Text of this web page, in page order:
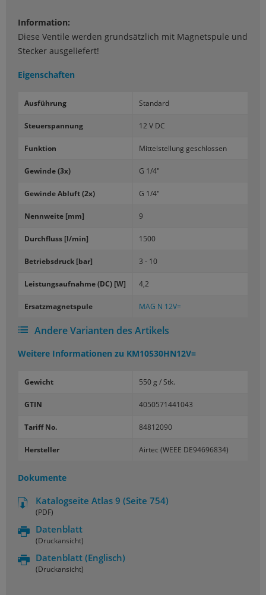
Information:
Diese Ventile werden grundsätzlich mit Magnetspule und
Stecker ausgeliefert!
Eigenschaften
Aus­füh­rung Stan­dard
Steu­er­span­nung 12 V DC
Funk­ti­on Mit­tel­stel­lung ge­schlos­sen
Ge­win­de (3x) G 1/4"
Ge­win­de Ab­luft (2x) G 1/4"
Nenn­wei­te [mm] 9
Durch­fluss [l/min] 1500
Be­triebs­druck [bar] 3 - 10
Leis­tungs­auf­nah­me (DC) [W] 4,2
Er­satz­ma­gnet­spu­le MAG N 12V=
Andere Varianten des Artikels
Weitere Informationen zu KM10530HN12V=
Gewicht 550 g / Stk.
GTIN 4050571441043
Tariff No. 84812090
Hersteller Airtec (WEEE DE94696834)
Dokumente
Katalogseite Atlas 9 (Seite 754)
(PDF)
Datenblatt
(Druckansicht)
Datenblatt (Englisch)
(Druckansicht)